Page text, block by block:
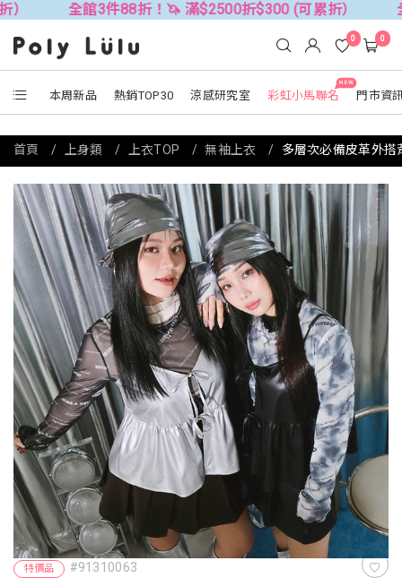
3件88折！🦄 滿$2500折$300 (可累折） 全館3件88
本周新品 熱銷TOP30 涼感研究室
NEW
彩虹小馬聯名 門市資
0 0
特價品 #91310063
首頁 上身類 上衣TOP 無袖上衣 多層次必備皮革外搭